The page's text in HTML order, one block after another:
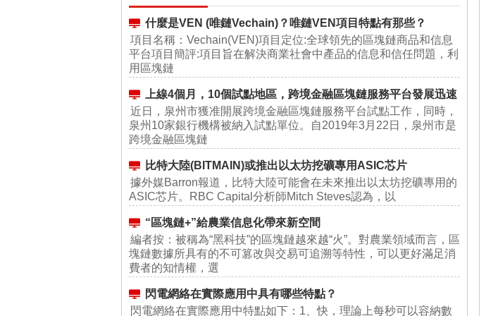
什麼是VEN (唯鏈Vechain)？唯鏈VEN項目特點有那些？
項目名稱：Vechain(VEN)項目定位:全球領先的區塊鏈商品和信息
平台項目簡評:項目旨在解決商業社會中產品的信息和信任問題，利
用區塊鏈
上線4個月，10個試點地區，跨境金融區塊鏈服務平台發展迅速
近日，泉州市獲准開展跨境金融區塊鏈服務平台試點工作，同時，
泉州10家銀行機構被納入試點單位。自2019年3月22日，泉州市是
跨境金融區塊鏈
比特大陸(BITMAIN)或推出以太坊挖礦專用ASIC芯片
據外媒Barron報道，比特大陸可能會在未來推出以太坊挖礦專用的
ASIC芯片。RBC Capital分析師Mitch Steves認為，以
“區塊鏈+”給農業信息化帶來新空間
編者按：被稱為“黑科技”的區塊鏈越來越“火”。對農業領域而言，區
塊鏈數據所具有的不可篡改與交易可追溯等特性，可以更好滿足消
費者的知情權，選
閃電網絡在實際應用中具有哪些特點？
閃電網絡在實際應用中特點如下：1、快，理論上每秒可以容納數